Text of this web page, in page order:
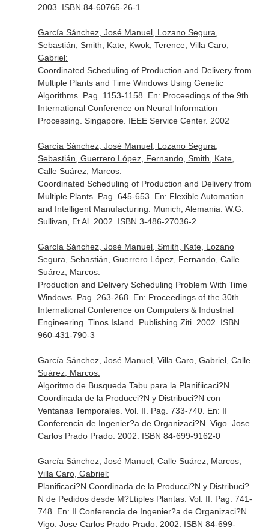
2003. ISBN 84-60765-26-1
García Sánchez, José Manuel, Lozano Segura,
Sebastián, Smith, Kate, Kwok, Terence, Villa Caro,
Gabriel:
Coordinated Scheduling of Production and Delivery from
Multiple Plants and Time Windows Using Genetic
Algorithms. Pag. 1153-1158. En: Proceedings of the 9th
International Conference on Neural Information
Processing . Singapore. IEEE Service Center. 2002
García Sánchez, José Manuel, Lozano Segura,
Sebastián, Guerrero López, Fernando, Smith, Kate,
Calle Suárez, Marcos:
Coordinated Scheduling of Production and Delivery from
Multiple Plants. Pag. 645-653. En: Flexible Automation
and Intelligent Manufacturing . Munich, Alemania. W.G.
Sullivan, Et Al. 2002. ISBN 3-486-27036-2
García Sánchez, José Manuel, Smith, Kate, Lozano
Segura, Sebastián, Guerrero López, Fernando, Calle
Suárez, Marcos:
Production and Delivery Scheduling Problem With Time
Windows. Pag. 263-268. En: Proceedings of the 30th
International Conference on Computers & Industrial
Engineering . Tinos Island. Publishing Ziti. 2002. ISBN
960-431-790-3
García Sánchez, José Manuel, Villa Caro, Gabriel, Calle
Suárez, Marcos:
Algoritmo de Busqueda Tabu para la Planifiicaci?N
Coordinada de la Producci?N y Distribuci?N con
Ventanas Temporales. Vol. II. Pag. 733-740. En: II
Conferencia de Ingenier?a de Organizaci?N . Vigo. Jose
Carlos Prado Prado. 2002. ISBN 84-699-9162-0
García Sánchez, José Manuel, Calle Suárez, Marcos,
Villa Caro, Gabriel:
Planificaci?N Coordinada de la Producci?N y Distribuci?
N de Pedidos desde M?Ltiples Plantas. Vol. II. Pag. 741-
748. En: II Conferencia de Ingenier?a de Organizaci?N
Vigo. Jose Carlos Prado Prado. 2002. ISBN 84-699-